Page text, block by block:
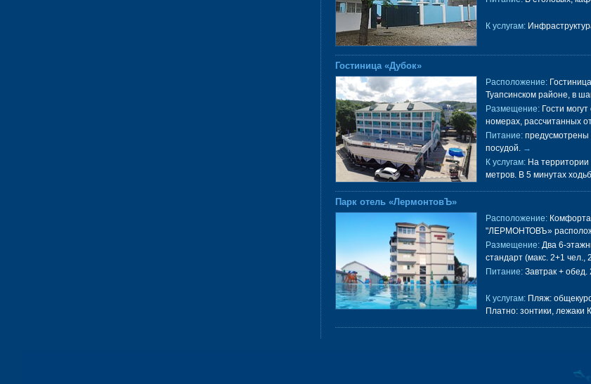
К услугам:
Гостиница «Дубок»
Расположение:
Туапсинском районе, в
Размещение: Гости
номерах, рассчитанных
Питание: предусмотрены
посудой. →
К услугам: На
метров. В 5 минутах
Парк отель «ЛермонтовЪ»
Расположение:
"ЛЕРМОНТОВЪ»
Размещение: Два 6-
стандарт (макс. 2+1 чел.,
Питание: Завтрак + обед.
К услугам: Пляж:
Платно: зонтики, лежаки